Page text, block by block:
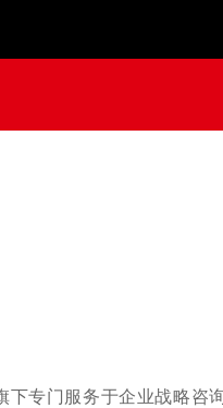
专门服务于企业战略咨